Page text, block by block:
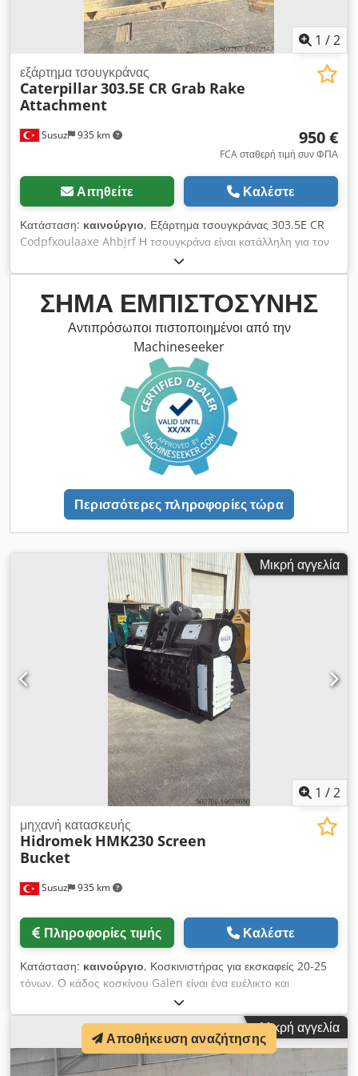
μεγαλύτερους εμπόρους επαγγελματικών οχημάτων στη
Γερμανία. Σημείωση: Λάθη και ενδιάμεση πώληση
επιφυλάσσονται! Εσωτερικός αριθμός: 083270-F =
Περισσότερες πληροφορίες = Καινούργιο: Όχι Χρήση:
Κατασκευαστικός τομέας Καθαρό βάρος: 550 kg
Επικοινωνήστε με τον Marius Herden για περισσότερες
1 /2
Susuz 935 km
εξάρτημα τσουγκράνας
Caterpillar303.5E CR Grab Rake
Attachment
950 €
FCA σταθερή τιμή συν ΦΠΑ
Αιτηθείτε Καλέστε
Κατάσταση: καινούργιο, Εξάρτημα τσουγκράνας 303.5E CR
Codpfxoulaaxe Ahbjrf Η τσουγκράνα είναι κατάλληλη για τον
καθαρισμό, τη διαλογή και τη φόρτωση των ριζών και της
υποβλάστησης.
ΣΉΜΑ ΕΜΠΙΣΤΟΣΎΝΗΣ
Αντιπρόσωποι πιστοποιημένοι από την
Machineseeker
Περισσότερες πληροφορίες τώρα
Μικρή αγγελία
1 /2
Susuz 935 km
μηχανή κατασκευής
Hidromek HMK230 Screen
Bucket
Πληροφορίες τιμής Καλέστε
Κατάσταση: καινούργιο, Κοσκινιστήρας για εκσκαφείς 20-25
τόνων. Ο κάδος κοσκίνου Galen είναι ένα ευέλικτο και
αποδοτικό εξάρτημα σχεδιασμένο ειδικά για έργα υποδομής και
κατασκευών. Επιτρέπει την διαλογή υλικών επιτόπου,
μειώνοντας την ανάγκη για επιπλέον μεταφορά και εξοπλισμό
επεξεργασίας. Crjdpfxsw Dayrs Ahbef
Μικρή αγγελία
Αποθήκευση αναζήτησης